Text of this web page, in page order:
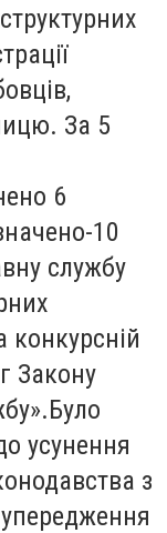
За 5
6
10
службу
конкурсній
Закону
усунення
з